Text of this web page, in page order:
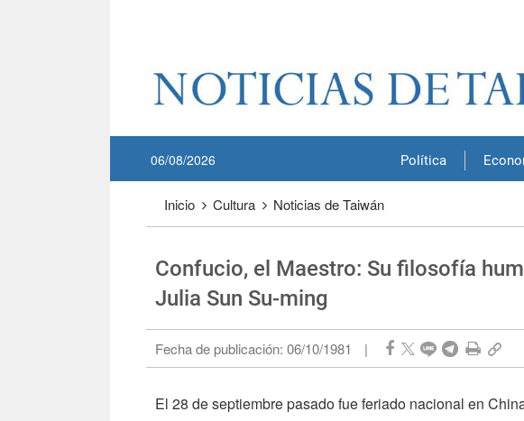
Política
06/08/2026
Inicio Cultura Noticias de Taiwán
Confucio, el Maestro: Su filosofía
Julia Sun Su-ming
Fecha de publicación: 06/10/1981 |
El 28 de septiembre pasado fue feriado nacional en